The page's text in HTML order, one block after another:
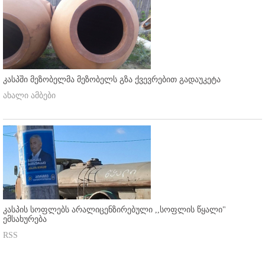
კასპში მეზობელმა მეზობელს გზა ქვევრებით გადაუკეტა
ახალი ამბები
კასპის სოფლებს არალიცენზირებული ,,სოფლის წყალი"
ემსახურება
RSS